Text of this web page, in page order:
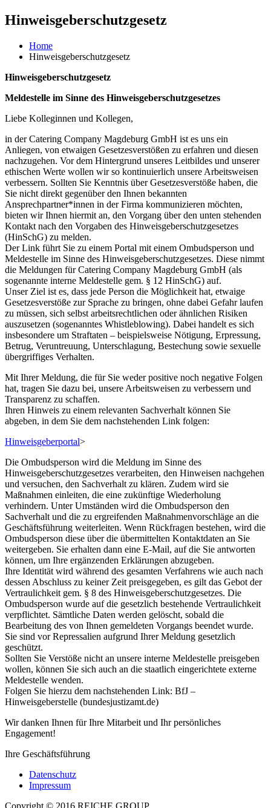
Hinweisgeberschutzgesetz
Home
Hinweisgeberschutzgesetz
Hinweisgeberschutzgesetz
Meldestelle im Sinne des Hinweisgeberschutzgesetzes
Liebe Kolleginnen und Kollegen,
in der Catering Company Magdeburg GmbH ist es uns ein
Anliegen, von etwaigen Gesetzesverstößen zu erfahren und diesen
nachzugehen. Vor dem Hintergrund unseres Leitbildes und unserer
ethischen Werte wollen wir so kontinuierlich unsere Arbeitsweisen
verbessern. Sollten Sie Kenntnis über Gesetzesverstöße haben, die
Sie nicht direkt gegenüber den Ihnen bekannten
Ansprechpartner*innen in der Firma kommunizieren möchten,
bieten wir Ihnen hiermit an, den Vorgang über den unten stehenden
Kontakt nach den Vorgaben des Hinweisgeberschutzgesetzes
(HinSchG) zu melden.
Der Link führt Sie zu einem Portal mit einem Ombudsperson und
Meldestelle im Sinne des Hinweisgeberschutzgesetzes. Diese nimmt
die Meldungen für Catering Company Magdeburg GmbH (als
sogenannte interne Meldestelle gem. § 12 HinSchG) auf.
Unser Ziel ist es, dass jede Person die Möglichkeit hat, etwaige
Gesetzesverstöße zur Sprache zu bringen, ohne dabei Gefahr laufen
zu müssen, sich selbst arbeitsrechtlichen oder ähnlichen Risiken
auszusetzen (sogenanntes Whistleblowing). Dabei handelt es sich
insbesondere um Straftaten – beispielsweise Nötigung, Erpressung,
Betrug, Veruntreuung, Unterschlagung, Bestechung sowie sexuelle
übergriffiges Verhalten.
Mit Ihrer Meldung, die für Sie weder positive noch negative Folgen
hat, tragen Sie dazu bei, unsere Arbeitsweisen zu verbessern und
Transparenz zu schaffen.
Ihren Hinweis zu einem relevanten Sachverhalt können Sie
abgeben, in dem Sie dem nachstehenden Link folgen:
Hinweisgeberportal>
Die Ombudsperson wird die Meldung im Sinne des
Hinweisgeberschutzgesetzes verarbeiten, den Hinweisen nachgehen
und versuchen, den Sachverhalt zu klären. Zudem wird sie
Maßnahmen einleiten, die eine zukünftige Wiederholung
verhindern. Unter Umständen wird die Ombudsperson den
Sachverhalt und die zu ergreifenden Maßnahmenvorschläge an die
Geschäftsführung weiterleiten. Wenn Rückfragen bestehen, wird die
Ombudsperson diese über die übermittelten Kontaktdaten an Sie
weitergeben. Sie erhalten dann eine E-Mail, auf die Sie antworten
können, um Ihre ergänzenden Erklärungen abzugeben.
Ihre Identität wird während des gesamten Verfahrens wie auch nach
dessen Abschluss zu keiner Zeit preisgegeben, es gilt das Gebot der
Vertraulichkeit gem. § 8 des Hinweisgeberschutzgesetzes. Die
Ombudsperson wurde auf die gesetzlich bestehende Vertraulichkeit
verpflichtet. Sämtliche Daten werden gelöscht, sobald die
Bearbeitung des von Ihnen gemeldeten Vorgangs beendet wurde.
Sie sind vor Repressalien aufgrund Ihrer Meldung gesetzlich
geschützt.
Sollten Sie Verstöße nicht an unsere interne Meldestelle preisgeben
wollen, können Sie sich auch an die staatlich eingerichtete externe
Meldestelle wenden.
Folgen Sie hierzu dem nachstehenden Link: BfJ –
Hinweisgeberstelle (bundesjustizamt.de)
Wir danken Ihnen für Ihre Mitarbeit und Ihr persönliches
Engagement!
Ihre Geschäftsführung
Datenschutz
Impressum
Copyright © 2016 REICHE GROUP